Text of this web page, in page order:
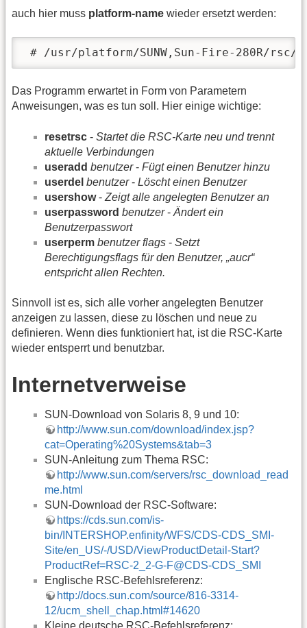
auch hier muss platform-name wieder ersetzt werden:
# /usr/platform/SUNW,Sun-Fire-280R/rsc/
Das Programm erwartet in Form von Parametern
Anweisungen, was es tun soll. Hier einige wichtige:
resetrsc - Startet die RSC-Karte neu und trennt
aktuelle Verbindungen
useradd benutzer- Fügt einen Benutzer hinzu
userdel benutzer- Löscht einen Benutzer
usershow- Zeigt alle angelegten Benutzer an
userpassword benutzer- Ändert ein
Benutzerpasswort
userperm benutzer flags - Setzt
Berechtigungsflags für den Benutzer, „aucr“
entspricht allen Rechten.
Sinnvoll ist es, sich alle vorher angelegten Benutzer
anzeigen zu lassen, diese zu löschen und neue zu
definieren. Wenn dies funktioniert hat, ist die RSC-Karte
wieder entsperrt und benutzbar.
Internetverweise
SUN-Download von Solaris 8, 9 und 10:
http://www.sun.com/download/index.jsp?
cat=Operating%20Systems&tab=3
SUN-Anleitung zum Thema RSC:
http://www.sun.com/servers/rsc_download_read
me.html
SUN-Download der RSC-Software:
https://cds.sun.com/is-
bin/INTERSHOP.enfinity/WFS/CDS-CDS_SMI-
Site/en_US/-/USD/ViewProductDetail-Start?
ProductRef=RSC-2_2-G-F@CDS-CDS_SMI
Englische RSC-Befehlsreferenz:
http://docs.sun.com/source/816-3314-
12/ucm_shell_chap.html#14620
Kleine deutsche RSC-Befehlsreferenz: